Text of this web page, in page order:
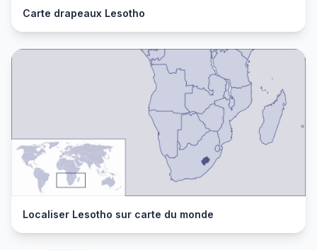
Carte drapeaux Lesotho
Localiser Lesotho sur carte du monde